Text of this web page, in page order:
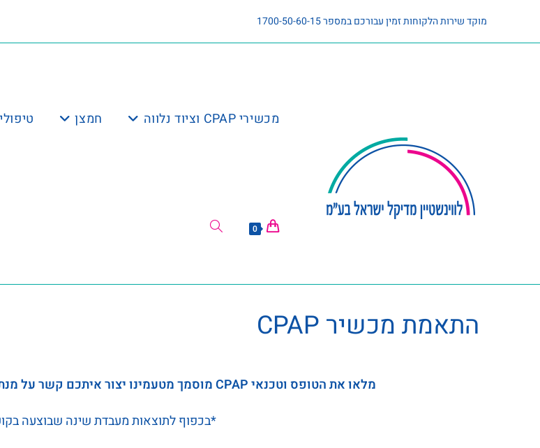
מוקד שירות הלקוחות זמין עבורכם במספר 1700-50-60-15
מכשירי CPAP וציוד נלווה חמצן
0
התאמת מכשיר CPAP
מלאו את הטופס וטכנאי CPAP מוסמך מטעמינו יצור איתכם קשר על מנת לתאם פגישה ללא עלות וללא התחייבות
*בכפוף לתוצאות מעבדת שינה שבוצעה